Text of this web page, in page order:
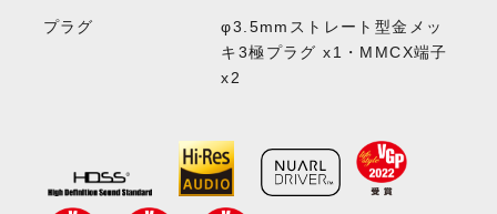
プラグ
φ3.5mmストレート型金メッ
キ3極プラグ x1・MMCX端子
x2